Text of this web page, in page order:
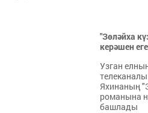
"Зөләйха
керәшен
Узган
Яхинаның
романына
башлады